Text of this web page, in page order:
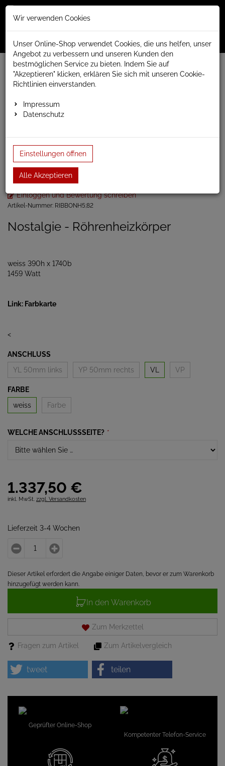
Menü
Weiter einkaufen www.anapont.eu
Badheizkörper
Paneel- und Röhrenheizkörper
Heizkörper horizontal wandhägend Ribbon 390hx174…
Heizkörper horizontal
wandhägend Ribbon
390hx1740b
Einloggen und Bewertung schreiben
Artikel-Nummer: RIBBONH5;82
Nostalgie - Röhrenheizkörper
weiss 390h x 1740b
1459 Watt
Link: Farbkarte
<
ANSCHLUSS
YL 50mm links
YP 50mm rechts VL VP
FARBE
weiss
Farbe
WELCHE ANSCHLUSSSEITE? *
1.337,50 €
inkl. MwSt. zzgl. Versandkosten
Lieferzeit 3-4 Wochen
Dieser Artikel erfordert die Angabe einiger Daten, bevor er zum Warenkorb
hinzugefügt werden kann.
In den Warenkorb
Zum Merkzettel
Fragen zum Artikel Zum Artikelvergleich
tweet teilen
Geprüfter Online-Shop
Kompetenter Telefon-Service
Wir verwenden Cookies
Unser Online-Shop verwendet Cookies, die uns helfen, unser
Angebot zu verbessern und unseren Kunden den
bestmöglichen Service zu bieten. Indem Sie auf
"Akzeptieren" klicken, erklären Sie sich mit unseren Cookie-
Richtlinien einverstanden.
Impressum
Datenschutz
Einstellungen öffnen
Alle Akzeptieren